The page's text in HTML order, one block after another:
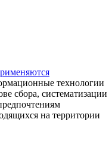
технологии
сбора, систематизации
на территории